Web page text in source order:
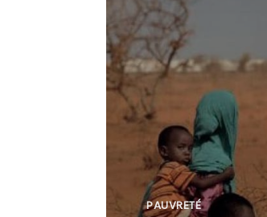
PAUVRETÉ